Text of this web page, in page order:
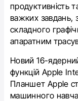
продуктивність
важких завдань,
складного
апаратним
Новий 16-
функцій Apple
Планшет Apple
машинного